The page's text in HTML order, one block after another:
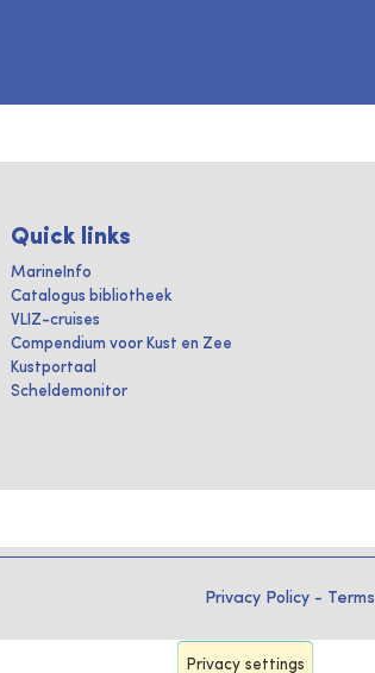
Quick links
MarineInfo
Catalogus bibliotheek
VLIZ-cruises
Compendium voor Kust en Zee
Kustportaal
Scheldemonitor
Privacy Policy -
Privacy settings